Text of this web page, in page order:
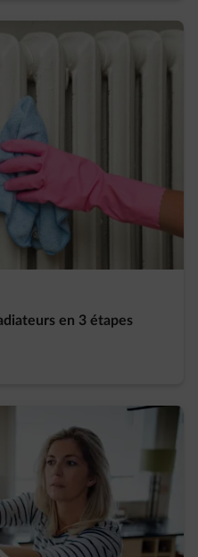
en 3 étapes